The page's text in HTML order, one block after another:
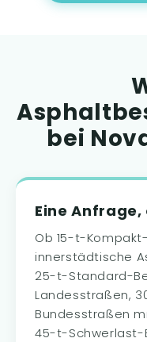
bei
Eine
Ob 15-t-
innerstädtische
25-t-Standard-
Landesstraßen,
Bundesstraßen
45-t-Schwerlast-